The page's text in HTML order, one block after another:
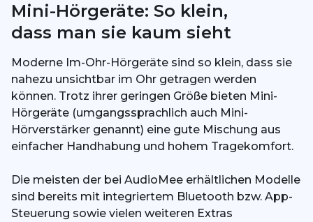
Mini-Hörgeräte: So klein,
dass man sie kaum sieht
Moderne Im-Ohr-Hörgeräte sind so klein, dass sie
nahezu unsichtbar im Ohr getragen werden
können. Trotz ihrer geringen Größe bieten Mini-
Hörgeräte (umgangssprachlich auch Mini-
Hörverstärker genannt) eine gute Mischung aus
einfacher Handhabung und hohem Tragekomfort.
Die meisten der bei AudioMee erhältlichen Modelle
sind bereits mit integriertem Bluetooth bzw. App-
Steuerung sowie vielen weiteren Extras